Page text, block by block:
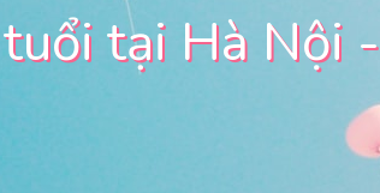
tại Hà Nội -